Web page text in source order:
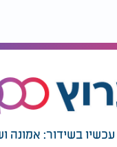
עכשיו בשידור: אמונה